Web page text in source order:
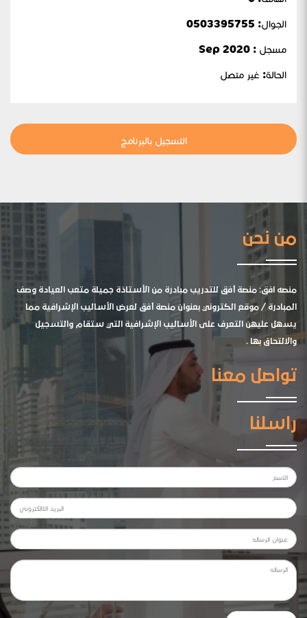
الجوال:
مسجل : Sep 2020
الحالة: غير متصل
التسجيل بالبرنامج
من نحن
منصه افق: منصة أفق للتدريب مبادرة من الأستاذة جميلة متعب العيادة وصف
المبادرة / موقع الكتروني بعنوان منصة أفق لعرض الأساليب الإشرافية مما
يسهل عليهن التعرف على الأساليب الإشرافية التي ستقام والتسجيل
والالتحاق بها .
تواصل معنا
راسلنا